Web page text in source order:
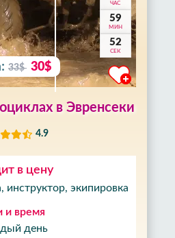
ЧАС
59
МИН
50
СЕК
33$ 30$
в Эвренсеки
4.9
в цену
инструктор, экипировка
и время
день